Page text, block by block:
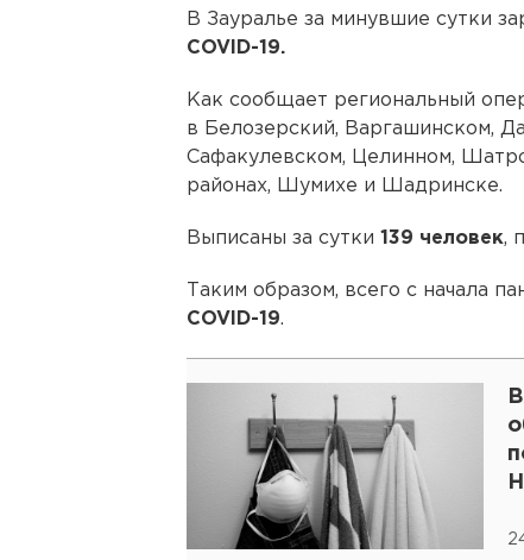
В Зауралье за минувшие сутки
COVID-19.
Как сообщает региональный
в Белозерский, Варгашинском,
Сафакулевском, Целинном,
районах, Шумихе и Шадринске.
Выписаны за сутки 139 человек,
Таким образом, всего с начала
COVID-19.